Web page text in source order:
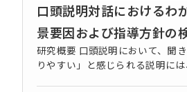
口頭説明対話におけるわ
景要因および指導方針の
研究概要 口頭説明において、聞
りやすい」と感じられる説明に